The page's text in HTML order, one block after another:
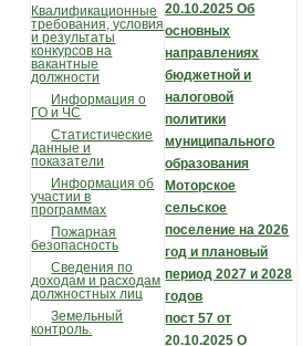
Квалификационные
требования, условия
и результаты
конкурсов на
вакантные
должности
Информация о
ГО и ЧС
Статистические
данные и
показатели
Информация об
участии в
программах
Пожарная
безопасность
Сведения по
доходам и расходам
должностных лиц
Земельный
контроль.
20.10.2025 Об
основных
направлениях
бюджетной и
налоговой
политики
муниципального
образования
Моторское
сельское
поселениена 2026
год и плановый
период 2027 и 2028
годов
пост 57 от
20.10.2025 О